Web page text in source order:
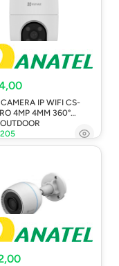
IP WIFI CS-
4MP 4MM 360°